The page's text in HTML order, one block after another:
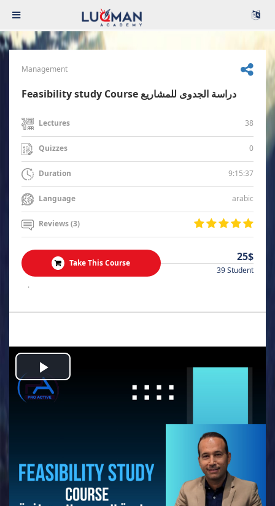
Management
Feasibility study Course دراسة الجدوى للمشاريع
Lectures 38
Quizzes 0
Duration 9:15:37
Language arabic
Reviews (3)
Take This Course 25$
39 Student
.
Play